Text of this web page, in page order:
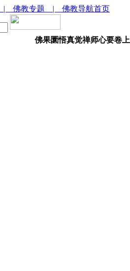
| 佛教专题 | 佛教导航首页
佛果圜悟真觉禅师心要卷上